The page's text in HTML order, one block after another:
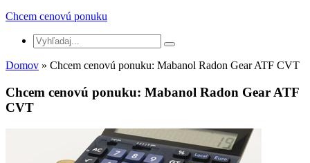
Chcem cenovú ponuku
Domov » Chcem cenovú ponuku: Mabanol Radon Gear ATF CVT
Chcem cenovú ponuku: Mabanol Radon Gear ATF
CVT